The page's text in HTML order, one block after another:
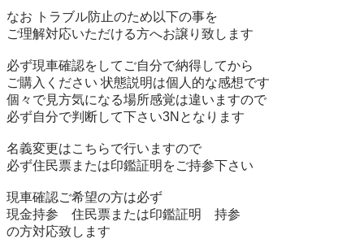
なお トラブル防止のため以下の事を
ご理解対応いただける方へお譲り致します
必ず現車確認をしてご自分で納得してから
ご購入ください 状態説明は個人的な感想です
個々で見方気になる場所感覚は違いますので
必ず自分で判断して下さい3Nとなります
名義変更はこちらで行いますので
必ず住民票または印鑑証明をご持参下さい
現車確認ご希望の方は必ず
現金持参　住民票または印鑑証明　持参
の方対応致します